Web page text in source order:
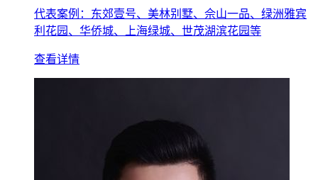
代表案例：东郊壹号、美林别墅、佘山一品、绿洲雅宾
利花园、华侨城、上海绿城、世茂湖滨花园等
查看详情